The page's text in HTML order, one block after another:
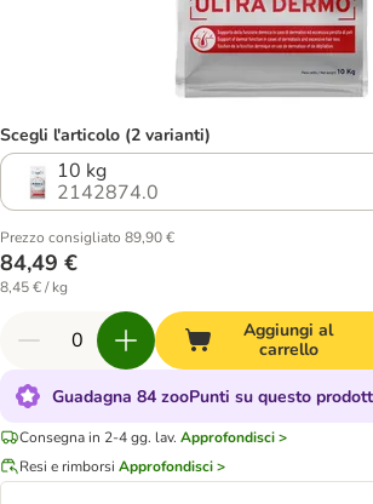
Scegli l'articolo (2 varianti)
10 kg
2142874.0
Prezzo consigliato 89,90 €
84,49 €
8,45 € / kg
Aggiungi al
carrello
Guadagna 84 zooPunti su questo
Consegna in 2-4 gg. lav. Approfondisci >
Resi e rimborsi Approfondisci >